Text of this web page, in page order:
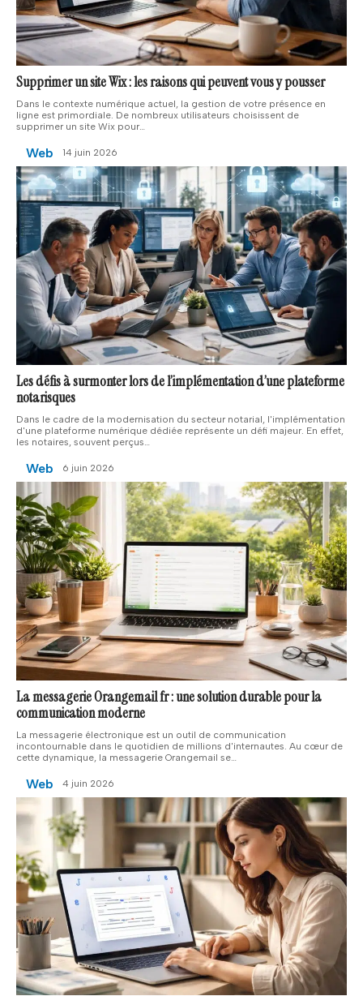
Supprimer un site Wix : les raisons qui peuvent vous y pousser
Dans le contexte numérique actuel, la gestion de votre présence en
ligne est primordiale. De nombreux utilisateurs choisissent de
supprimer un site Wix pour…
Web 14 juin 2026
Les défis à surmonter lors de l’implémentation d’une plateforme
notarisques
Dans le cadre de la modernisation du secteur notarial, l'implémentation
d'une plateforme numérique dédiée représente un défi majeur. En effet,
les notaires, souvent perçus
Web 6 juin 2026
La messagerie Orangemail fr : une solution durable pour la
communication moderne
La messagerie électro­nique est un outil de communication
incontournable dans le quotidien de millions d'internautes. Au cœur de
cette dynamique, la messagerie Orangemail se
Web 4 juin 2026